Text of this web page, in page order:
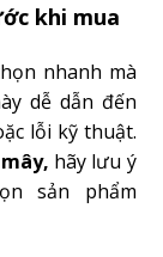
khi mua
nhanh mà
dễ dẫn đến
lỗi kỹ thuật.
hãy lưu ý
sản phẩm